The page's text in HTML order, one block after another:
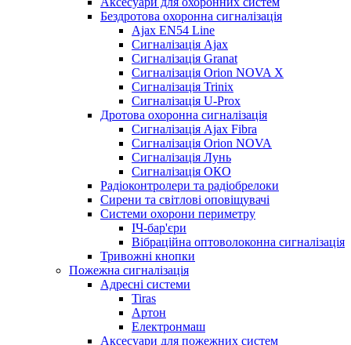
Бездротова охоронна сигналізація
Ajax EN54 Line
Сигналізація Ajax
Сигналізація Granat
Сигналізація Orion NOVA X
Сигналізація Trinix
Сигналізація U-Prox
Дротова охоронна сигналізація
Сигналізація Ajax Fibra
Сигналізація Orion NOVA
Сигналізація Лунь
Сигналізація ОКО
Радіоконтролери та радіобрелоки
Сирени та світлові оповіщувачі
Системи охорони периметру
ІЧ-бар'єри
Вібраційна оптоволоконна сигналізація
Тривожні кнопки
Пожежна сигналізація
Адресні системи
Tiras
Артон
Електронмаш
Аксесуари для пожежних систем